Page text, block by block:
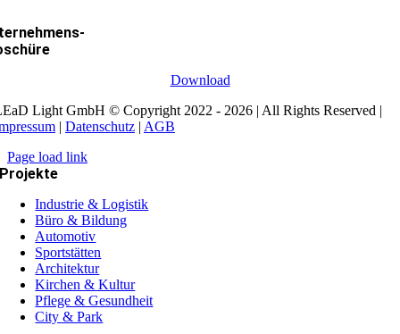
Download
Light GmbH © Copyright 2022 - 2026 | All Rights Reserved |
| Datenschutz | AGB
Page load link
Projekte
Industrie & Logistik
Büro & Bildung
Automotiv
Sportstätten
Architektur
Kirchen & Kultur
Pflege & Gesundheit
City & Park